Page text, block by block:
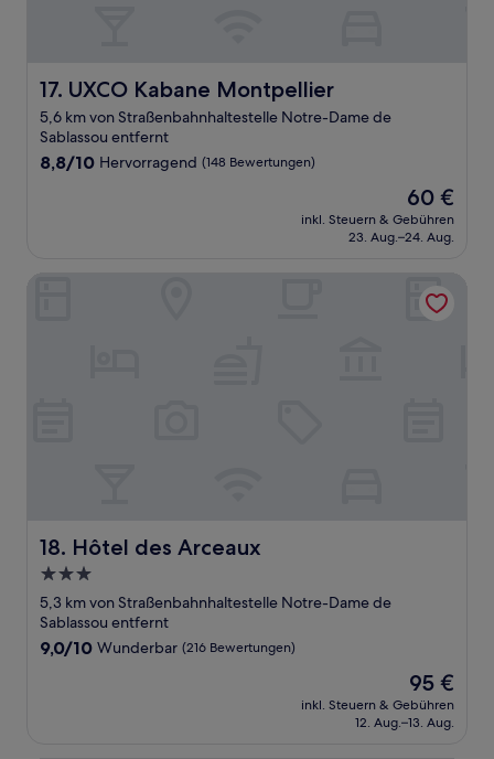
17. UXCO Kabane Montpellier
UXCO Kabane Montpellier
5,6 km von Straßenbahnhaltestelle Notre-Dame de
Sablassou entfernt
8.8
8,8/10 Hervorragend (148 Bewertungen)
Der
Preis
beträgt
60 €
inkl. Steuern & Gebühren
23. Aug.–24. Aug.
18. Hôtel des Arceaux
Hôtel des Arceaux
3.0-
Sterne-
Unterkunft
5,3 km von Straßenbahnhaltestelle Notre-Dame de
Sablassou entfernt
9.0
9,0/10 Wunderbar (216 Bewertungen)
Der
Preis
beträgt
95 €
inkl. Steuern & Gebühren
12. Aug.–13. Aug.